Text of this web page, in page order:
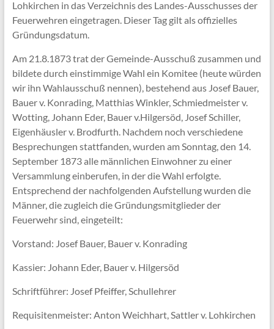
Lohkirchen in das Verzeichnis des Landes-Ausschusses der
Feuerwehren eingetragen. Dieser Tag gilt als offizielles
Gründungsdatum.
Am 21.8.1873 trat der Gemeinde-Ausschuß zusammen und
bildete durch einstimmige Wahl ein Komitee (heute würden
wir ihn Wahlausschuß nennen), bestehend aus Josef Bauer,
Bauer v. Konrading, Matthias Winkler, Schmiedmeister v.
Wotting, Johann Eder, Bauer v.Hilgersöd, Josef Schiller,
Eigenhäusler v. Brodfurth. Nachdem noch verschiedene
Besprechungen stattfanden, wurden am Sonntag, den 14.
September 1873 alle männlichen Einwohner zu einer
Versammlung einberufen, in der die Wahl erfolgte.
Entsprechend der nachfolgenden Aufstellung wurden die
Männer, die zugleich die Gründungsmitglieder der
Feuerwehr sind, eingeteilt:
Vorstand: Josef Bauer, Bauer v. Konrading
Kassier: Johann Eder, Bauer v. Hilgersöd
Schriftführer: Josef Pfeiffer, Schullehrer
Requisitenmeister: Anton Weichhart, Sattler v. Lohkirchen